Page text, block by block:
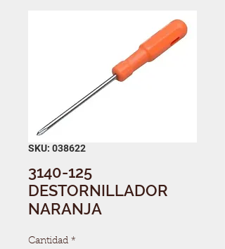
SKU: 038622
3140-125
DESTORNILLADOR
NARANJA
Cantidad *